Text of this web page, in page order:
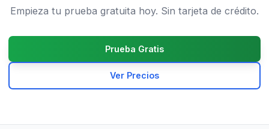
Empieza tu prueba gratuita hoy. Sin tarjeta de crédito.
Prueba Gratis
Ver Precios